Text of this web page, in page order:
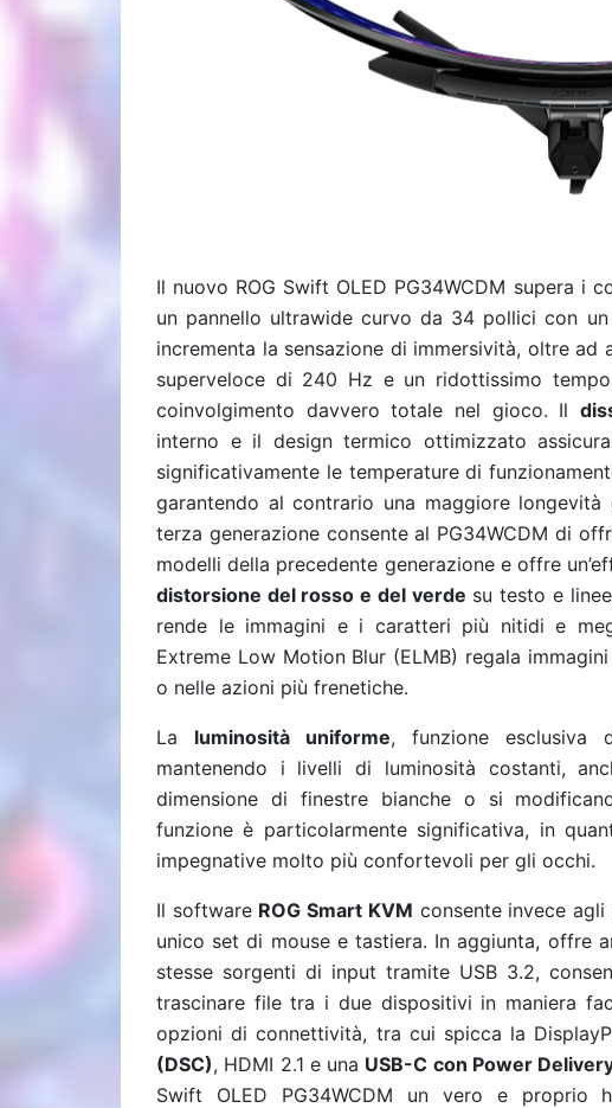
Il nuovo ROG Swift OLED PG34WCDM supera i
un pannello ultrawide curvo da 34 pollici con
incrementa la sensazione di immersività, oltre ad
superveloce di 240 Hz e un ridottissimo
coinvolgimento davvero totale nel gioco. Il
interno e il design termico ottimizzato
significativamente le temperature di
garantendo al contrario una maggiore
terza generazione consente al PG34WCDM di
modelli della precedente generazione e offre
distorsione del rosso e del verde su testo e
rende le immagini e i caratteri più nitidi e
Extreme Low Motion Blur (ELMB) regala
o nelle azioni più frenetiche.
La luminosità uniforme, funzione esclusiva
mantenendo i livelli di luminosità costanti,
dimensione di finestre bianche o si
funzione è particolarmente significativa, in
impegnative molto più confortevoli per gli occhi.
Il software ROG Smart KVM consente invece
unico set di mouse e tastiera. In aggiunta, offre
stesse sorgenti di input tramite USB 3.2,
trascinare file tra i due dispositivi in maniera
opzioni di connettività, tra cui spicca la
(DSC), HDMI 2.1 e una USB-C con Power
Swift OLED PG34WCDM un vero e proprio